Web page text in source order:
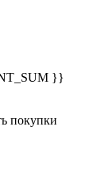
}}
покупки